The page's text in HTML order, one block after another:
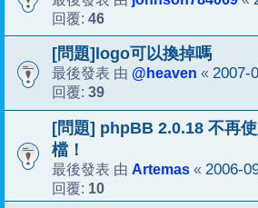
回覆: 46
[問題]logo可以換掉嗎
最後發表 由 @heaven « 2007-
回覆: 39
[問題] phpBB 2.0.18 不再
檔！
最後發表 由 Artemas « 2006-
回覆: 10